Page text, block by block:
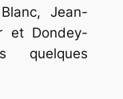
Jean-
et Dondey-
quelques